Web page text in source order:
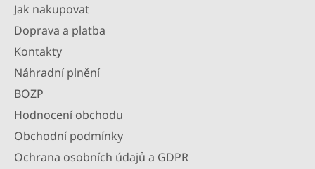
Jak nakupovat
Doprava a platba
Kontakty
Náhradní plnění
BOZP
Hodnocení obchodu
Obchodní podmínky
Ochrana osobních údajů a GDPR